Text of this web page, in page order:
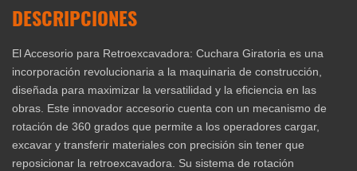
DESCRIPCIONES
El Accesorio para Retroexcavadora: Cuchara Giratoria es una
incorporación revolucionaria a la maquinaria de construcción,
diseñada para maximizar la versatilidad y la eficiencia en las
obras. Este innovador accesorio cuenta con un mecanismo de
rotación de 360 grados que permite a los operadores cargar,
excavar y transferir materiales con precisión sin tener que
reposicionar la retroexcavadora. Su sistema de rotación